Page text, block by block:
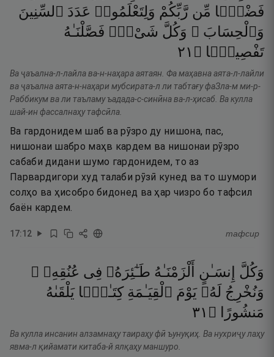
فَضْلًۭا مِّن رَّبِّكُمْ وَلِتَعْلَمُوا۟ عَدَدَ ٱلسِّنِينَ
وَٱلْحِسَابَ ۚ وَكُلَّ شَىْءٍۢ فَصَّلْنَـٰهُ
تَفْصِيلًۭا ۝ ١٢
Ва ҷаъална-л-лайла ва-н-наҳара аятаян. Фа маҳавна аята-л-лайли
ва ҷаъална аята-н-наҳари мубсирата-л ли табтағу фаЗла-м ми-р-
Раббикум ва ли таъламу ъадада-с-синӣна ва-л-ҳисаб. Ва кулла
шай-ин фассалнаҳу тафсӣла.
Ва гардонидем шаб ва рӯзро ду нишона, пас,
нишонаи шабро маҳв кардем ва нишонаи рӯзро
сабаби дидани шумо гардонидем, то аз
Парвардигори худ талаби рӯзӣ кунед ва то шумори
солҳо ва ҳисобро бидонед ва ҳар чизро бо тафсил
баён кардем.
17:12 тафсир
وَكُلَّ إِنسَـٰنٍ أَلْزَمْنَـٰهُ طَـٰٓئِرَهُۥ فِى عُنُقِهِۦ ۖ
وَنُخْرِجُ لَهُۥ يَوْمَ ٱلْقِيَـٰمَةِ كِتَـٰبًۭا يَلْقَىٰهُ
مَنشُورًا
۝ ١٣
Ва кулла инсанин алзамнаҳу таираҳу фӣ ъунуқиҳ. Ва нухриҷу лаҳу
явма-л қийамати китаба-й ялқаҳу маншуро.